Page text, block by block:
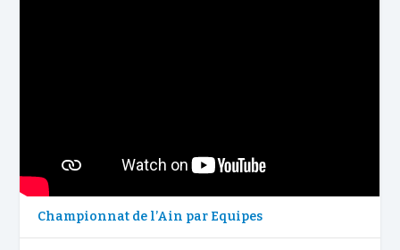
Championnat de l’Ain par Equipes